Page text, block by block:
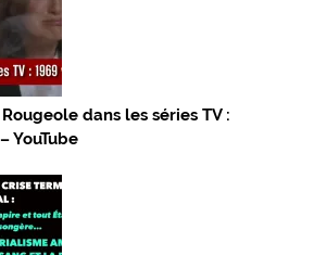
dans les séries TV :
YouTube